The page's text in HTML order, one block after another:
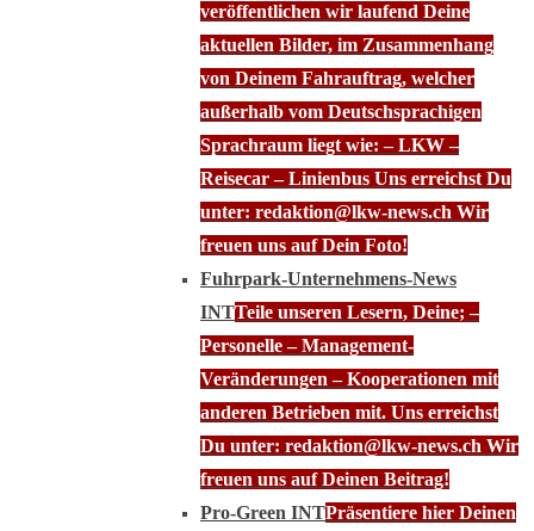
veröffentlichen wir laufend Deine
aktuellen Bilder, im Zusammenhang
von Deinem Fahrauftrag, welcher
außerhalb vom Deutschsprachigen
Sprachraum liegt wie: – LKW –
Reisecar – Linienbus Uns erreichst Du
unter: redaktion@lkw-news.ch Wir
freuen uns auf Dein Foto!
Fuhrpark-Unternehmens-News
INTTeile unseren Lesern, Deine; –
Personelle – Management-
Veränderungen – Kooperationen mit
anderen Betrieben mit. Uns erreichst
Du unter: redaktion@lkw-news.ch Wir
freuen uns auf Deinen Beitrag!
Pro-Green INTPräsentiere hier Deinen